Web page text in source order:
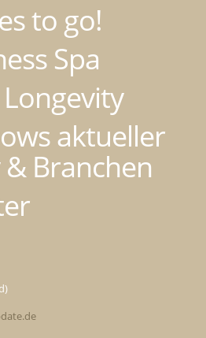
to go!
Spa
aktueller
Branchen